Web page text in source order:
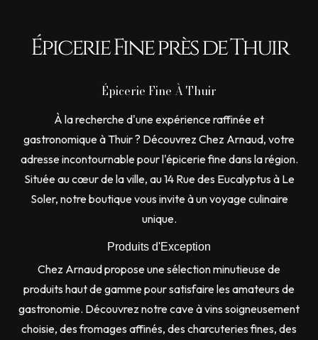
Épicerie Fine près de Thuir
Épicerie Fine À Thuir
À la recherche d'une expérience raffinée et
gastronomique à Thuir ? Découvrez Chez Arnaud, votre
adresse incontournable pour l'épicerie fine dans la région.
Située au cœur de la ville, au 14 Rue des Eucalyptus à Le
Soler, notre boutique vous invite à un voyage culinaire
unique.
Produits d'Exception
Chez Arnaud propose une sélection minutieuse de
produits haut de gamme pour satisfaire les amateurs de
gastronomie. Découvrez notre cave à vins soigneusement
choisie, des fromages affinés, des charcuteries fines, des